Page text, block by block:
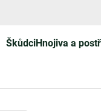
ŠkůdciHnojiva a